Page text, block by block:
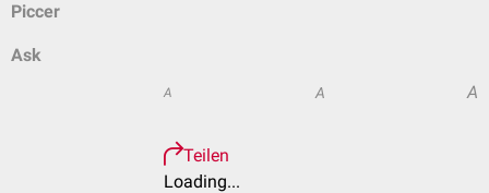
Piccer
Ask
A A A
Teilen
Loading...